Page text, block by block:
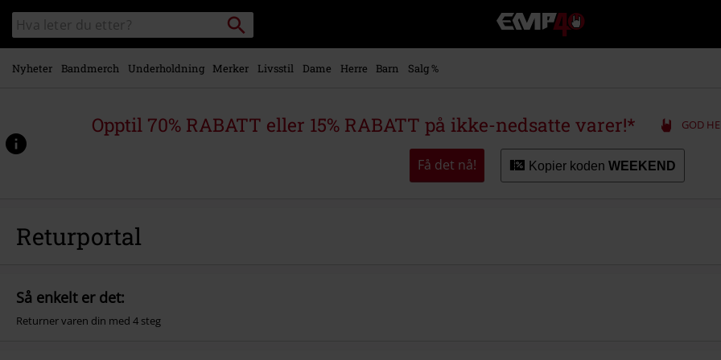
Skipp til
hovedinnhold
Søk
i
katalogen
Søk
EMP
-
Musikk,
merch
Alternativ
mote
Nyheter Bandmerch Underholdning Merker Livsstil Dame Herre Barn Salg %
Opptil 70% RABATT eller 15% RABATT på ikke-nedsatte varer!* GOD
Få det nå! Kopier koden WEEKEND
Returportal
Så enkelt er det:
Returner varen din med 4 steg